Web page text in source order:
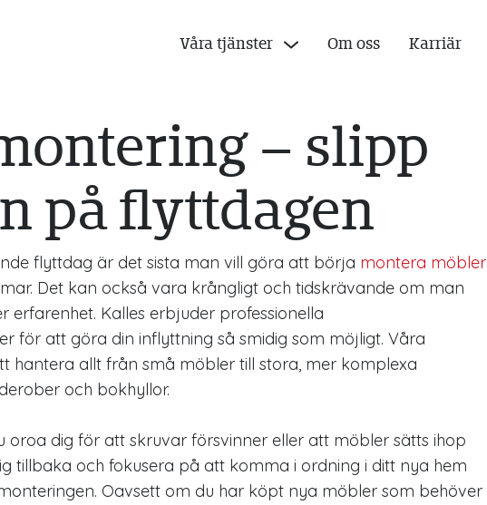
Våra tjänster Om oss Karriär
– slipp
på flyttdagen
flyttdag är det sista man vill göra att börja montera möbler
Det kan också vara krångligt och tidskrävande om man
erfarenhet. Kalles erbjuder professionella
för att göra din inflyttning så smidig som möjligt. Våra
hantera allt från små möbler till stora, mer komplexa
och bokhyllor.
oroa dig för att skruvar försvinner eller att möbler sätts ihop
tillbaka och fokusera på att komma i ordning i ditt nya hem
Oavsett om du har köpt nya möbler som behöver